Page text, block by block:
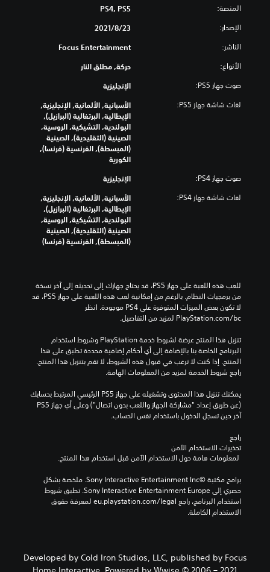
المنصة: PS4, PS5
الإصدار: 23‏/8‏/2021
الناشر: Focus Entertainment
الأنواع: حركة, مطلق النار
صوت جهاز PS5: الإنجليزية
لغات شاشة جهاز PS5:
الأسبانية, الألمانية, الإنجليزية,
الإيطالية, البرتغالية (البرازيل),
البولندية, التشيكية, الروسية,
الصينية (التقليدية), الصينية
(المبسطة), الفرنسية (فرنسا),
الكورية
صوت جهاز PS4: الإنجليزية
لغات شاشة جهاز PS4:
الأسبانية, الألمانية, الإنجليزية,
الإيطالية, البرتغالية (البرازيل),
البولندية, التشيكية, الروسية,
الصينية (التقليدية), الصينية
(المبسطة), الفرنسية (فرنسا)
‎PlayStation.com/bc لمزيد من التفاصيل.
راجع شروط الخدمة لمزيد من المعلومات الهامة.
آخر حين تسجل الدخول باستخدام نفس الحساب.
راجع
تحذيرات الاستخدام الآمن
الاستخدام الكاملة.
Developed by Cold Iron Studios, LLC, published by Focus